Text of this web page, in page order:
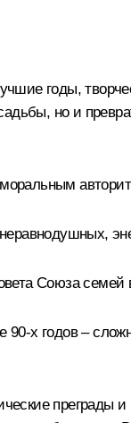
годы,
но и
Союза
годов –
преграды